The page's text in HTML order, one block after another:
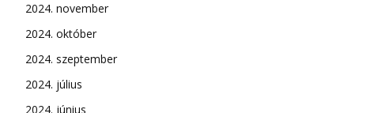
2024. november
2024. október
2024. szeptember
2024. július
2024. június